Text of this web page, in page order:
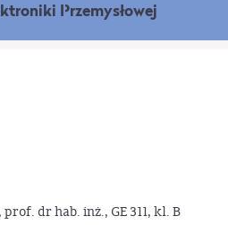
Przemysłowej
, prof. dr hab. inż., GE 311, kl. B